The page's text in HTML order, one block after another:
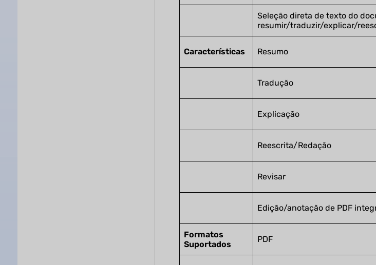
Seleção direta de texto do
resumir/traduzir/explicar/
Características Resumo
Tradução
Explicação
Reescrita/Redação
Revisar
Edição/anotação de PDF
Formatos
Suportados
PDF